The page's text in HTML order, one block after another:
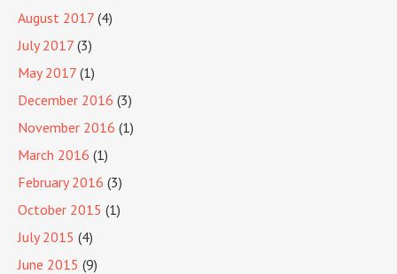
August 2017 (4)
July 2017 (3)
May 2017 (1)
December 2016 (3)
November 2016 (1)
March 2016 (1)
February 2016 (3)
October 2015 (1)
July 2015 (4)
June 2015 (9)